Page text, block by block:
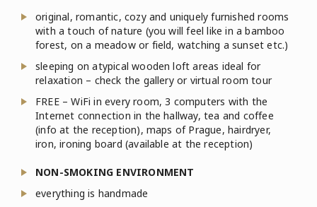
original, romantic, cozy and uniquely furnished rooms
with a touch of nature (you will feel like in a bamboo
forest, on a meadow or field, watching a sunset etc.)
sleeping on atypical wooden loft areas ideal for
relaxation – check the gallery or virtual room tour
FREE – WiFi in every room, 3 computers with the
Internet connection in the hallway, tea and coffee
(info at the reception), maps of Prague, hairdryer,
iron, ironing board (available at the reception)
NON-SMOKING ENVIRONMENT
everything is handmade